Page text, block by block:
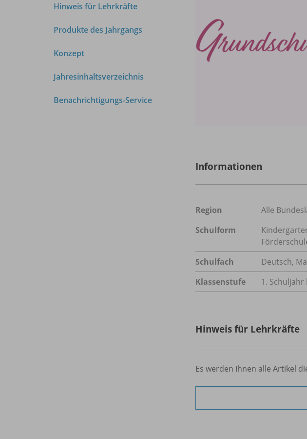
Hinweis für Lehrkräfte
Produkte des Jahrgangs
Konzept
Jahresinhaltsverzeichnis
Benachrichtigungs-Service
Informationen
Region
Alle
Schulform
Schulfach
Deutsch,
Klassenstufe
1.
Hinweis für Lehrkräfte
Es werden Ihnen alle Artikel